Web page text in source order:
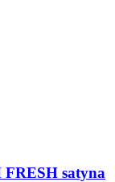
FRESH satyna